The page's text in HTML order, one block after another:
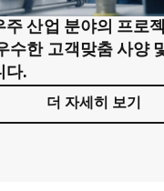
주 산업 분야의 프로
수한 고객맞춤 사양
다.
더 자세히 보기